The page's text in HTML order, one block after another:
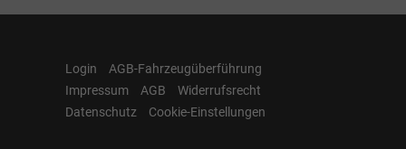
Login
AGB-Fahrzeugüberführung
Impressum
AGB
Widerrufsrecht
Datenschutz
Cookie-Einstellungen